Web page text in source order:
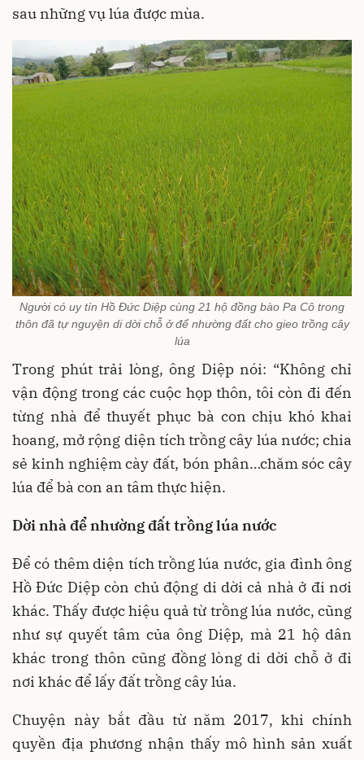
sau những vụ lúa được mùa.
Người có uy tín Hồ Đức Diệp cùng 21 hộ đồng bào Pa Cô trong
thôn đã tự nguyện di dời chỗ ở để nhường đất cho gieo trồng cây
lúa
Trong phút trải lòng, ông Diệp nói: “Không chỉ
vận động trong các cuộc họp thôn, tôi còn đi đến
từng nhà để thuyết phục bà con chịu khó khai
hoang, mở rộng diện tích trồng cây lúa nước; chia
sẻ kinh nghiệm cày đất, bón phân…chăm sóc cây
lúa để bà con an tâm thực hiện.
Dời nhàđể nhường đất trồng lúa nước
Để có thêm diện tích trồng lúa nước, gia đình ông
Hồ Đức Diệp còn chủ động di dời cả nhà ở đi nơi
khác. Thấy được hiệu quả từ trồng lúa nước, cũng
như sự quyết tâm của ông Diệp, mà 21 hộ dân
khác trong thôn cũng đồng lòng di dời chỗ ở đi
nơi khác để lấy đất trồng cây lúa.
Chuyện này bắt đầu từ năm 2017, khi chính
quyền địa phương nhận thấy mô hình sản xuất